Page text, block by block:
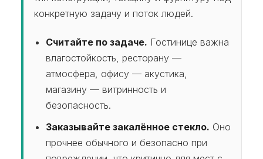
конкретную задачу и поток людей.
Считайте по задаче. Гостинице важна
влагостойкость, ресторану —
атмосфера, офису — акустика,
магазину — витринность и
безопасность.
Заказывайте закалённое стекло. Оно
прочнее обычного и безопасно при